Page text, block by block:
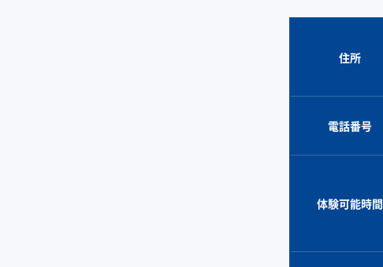
住所
電話番号
体験可能時間